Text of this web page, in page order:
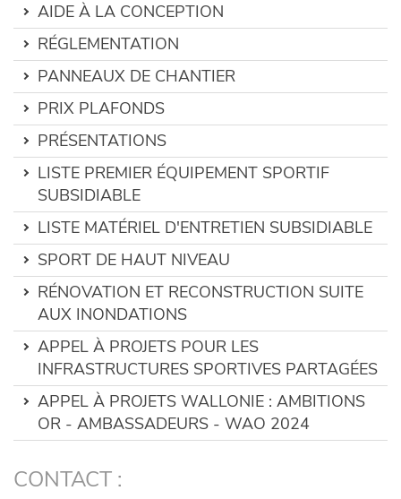
AIDE À LA CONCEPTION
RÉGLEMENTATION
PANNEAUX DE CHANTIER
PRIX PLAFONDS
PRÉSENTATIONS
LISTE PREMIER ÉQUIPEMENT SPORTIF
SUBSIDIABLE
LISTE MATÉRIEL D'ENTRETIEN SUBSIDIABLE
SPORT DE HAUT NIVEAU
RÉNOVATION ET RECONSTRUCTION SUITE
AUX INONDATIONS
APPEL À PROJETS POUR LES
INFRASTRUCTURES SPORTIVES PARTAGÉES
APPEL À PROJETS WALLONIE : AMBITIONS
OR - AMBASSADEURS - WAO 2024
CONTACT :